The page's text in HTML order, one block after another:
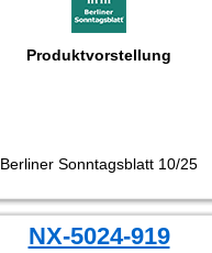
Produktvorstellung
Berliner Sonntagsblatt 10/25
NX-5024-919